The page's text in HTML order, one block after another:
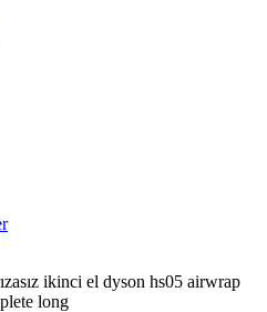
ikinci el dyson hs05 airwrap
long